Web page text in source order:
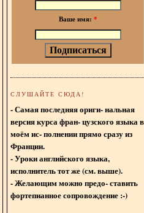
Ваше имя: *
СЛУШАЙТЕ СЮДА!
- Самая последняя ориги- нальная
версия курса фран- цузского языка в
моём ис- полнении прямо сразу из
Франции.
- Уроки английского языка,
исполнитель тот же (см. выше).
- Желающим можно предо- ставить
фортепианное сопровождение :-)